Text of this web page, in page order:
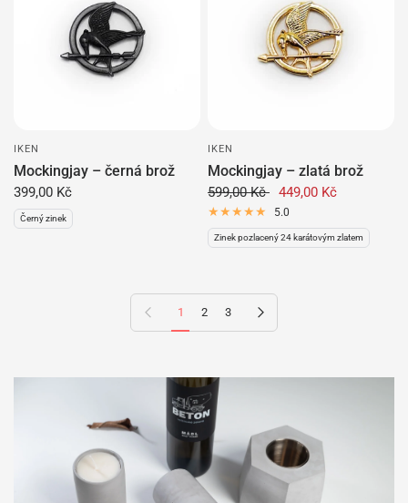
IKEN
Mockingjay – černá brož
399,00 Kč
Černý zinek
IKEN
Mockingjay – zlatá brož
599,00 Kč 449,00 Kč
5.0
Zinek pozlacený 24 karátovým zlatem
Předchozí stránka
1 2 3 Další stránka